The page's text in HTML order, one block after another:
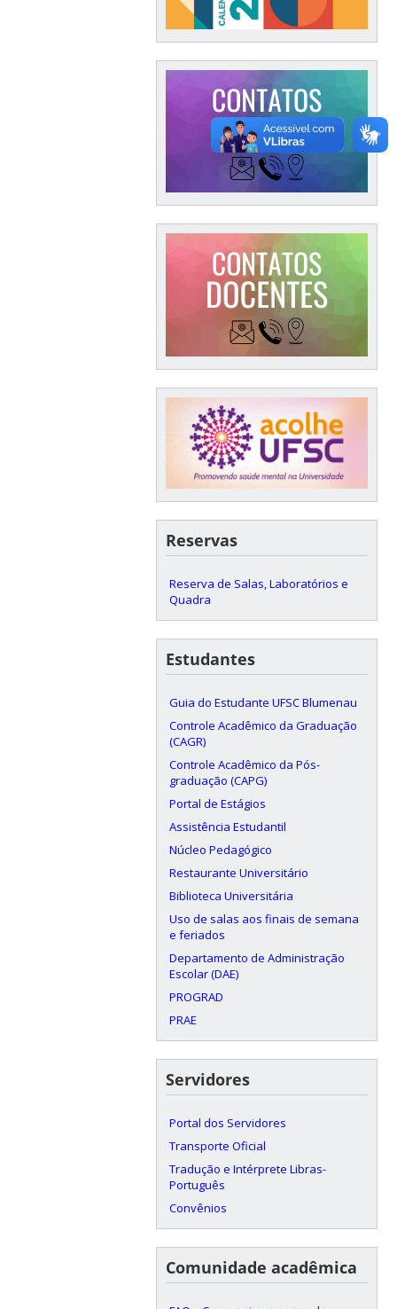
Reservas
Reserva de Salas, Laboratórios e
Quadra
Estudantes
Guia do Estudante UFSC Blumenau
Controle Acadêmico da Graduação
(CAGR)
Controle Acadêmico da Pós-
graduação (CAPG)
Portal de Estágios
Assistência Estudantil
Núcleo Pedagógico
Restaurante Universitário
Biblioteca Universitária
Uso de salas aos finais de semana
e feriados
Departamento de Administração
Escolar (DAE)
PROGRAD
PRAE
Servidores
Portal dos Servidores
Transporte Oficial
Tradução e Intérprete Libras-
Português
Convênios
Comunidade acadêmica